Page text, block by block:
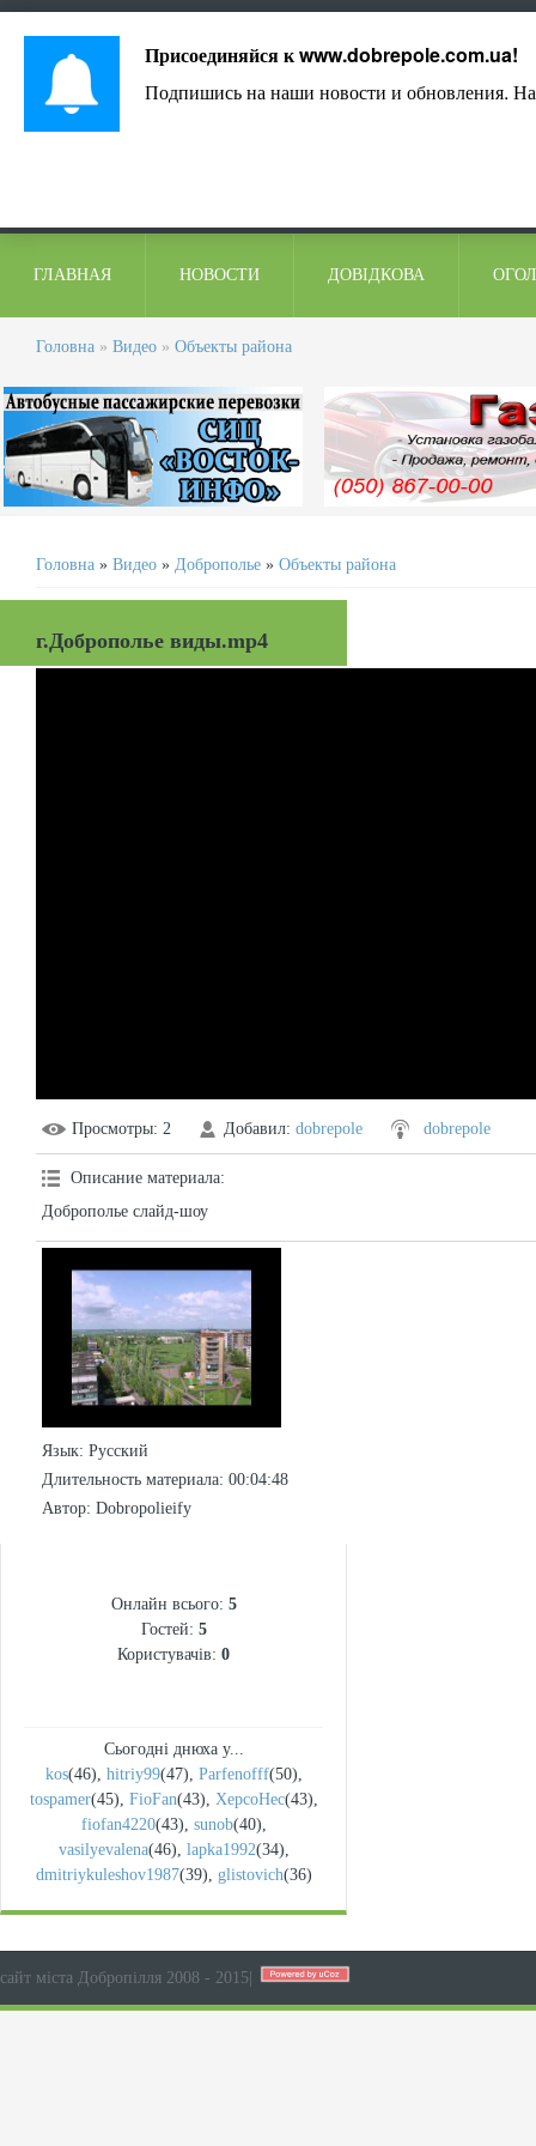
ГЛАВНАЯ НОВОСТИ ДОВІДКОВА
Головна » Видео » Объекты района
Головна » Видео » Доброполье » Объекты района
г.Доброполье виды.mp4
Просмотры: 2 Добавил: dobrepole dobrepole
Описание материала:
Доброполье слайд-шоу
Язык: Русский
Длительность материала: 00:04:48
Автор: Dobropolieify
Онлайн всього: 5
Гостей: 5
Користувачів: 0
Сьогодні днюха у...
kos(46), hitriy99(47), Parfenofff(50),
tospamer(45), FioFan(43), XepcoHec(43),
fiofan4220(43), sunob(40),
vasilyevalena(46), lapka1992(34),
dmitriykuleshov1987(39), glistovich(36)
сайт міста Добропілля 2008 - 2015
Присоединяйся кwww.dobrepole.com.ua!
Подпишись на наши новости и обновления.